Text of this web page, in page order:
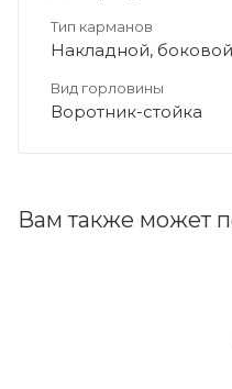
Тип карманов
Накладной, боковой
Вид горловины
Воротник-стойка
Вам также может